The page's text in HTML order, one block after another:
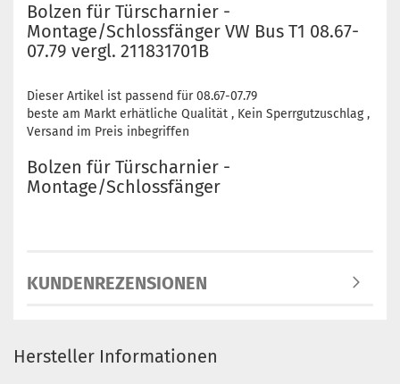
Bolzen für Türscharnier -
Montage/Schlossfänger VW Bus T1 08.67-
07.79 vergl. 211831701B
Dieser Artikel ist passend für 08.67-07.79
beste am Markt erhätliche Qualität , Kein Sperrgutzuschlag ,
Versand im Preis inbegriffen
Bolzen für Türscharnier -
Montage/Schlossfänger
KUNDENREZENSIONEN
Hersteller Informationen